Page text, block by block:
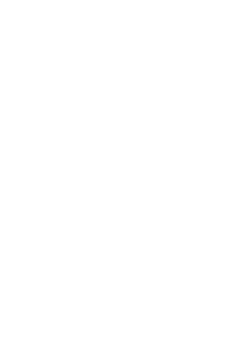
buffet international
copieux petit-déjeuner le matin, avec du
pressé, une variété de pâtisseries sucrées
au café de l'hôtel.